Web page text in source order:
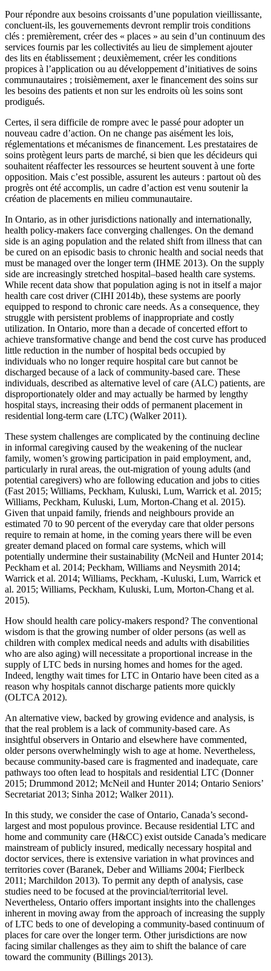
Pour répondre aux besoins croissants d’une population vieillissante,
concluent-ils, les gouvernements devront remplir trois conditions
clés : premièrement, créer des « places » au sein d’un continuum des
services fournis par les collectivités au lieu de simplement ajouter
des lits en établissement ; deuxièmement, créer les conditions
propices à l’application ou au développement d’initiatives de soins
communautaires ; troisièmement, axer le financement des soins sur
les besoins des patients et non sur les endroits où les soins sont
prodigués.
Certes, il sera difficile de rompre avec le passé pour adopter un
nouveau cadre d’action. On ne change pas aisément les lois,
réglementations et mécanismes de financement. Les prestataires de
soins protègent leurs parts de marché, si bien que les décideurs qui
souhaitent réaffecter les ressources se heurtent souvent à une forte
opposition. Mais c’est possible, assurent les auteurs : partout où des
progrès ont été accomplis, un cadre d’action est venu soutenir la
création de placements en milieu communautaire.
In Ontario, as in other jurisdictions nationally and internationally,
health policy-makers face converging challenges. On the demand
side is an aging population and the related shift from illness that can
be cured on an episodic basis to chronic health and social needs that
must be managed over the longer term (IHME 2013). On the supply
side are increasingly stretched hospital–based health care systems.
While recent data show that population aging is not in itself a major
health care cost driver (CIHI 2014b), these systems are poorly
equipped to respond to chronic care needs. As a consequence, they
struggle with persistent problems of inappropriate and costly
utilization. In Ontario, more than a decade of concerted effort to
achieve transformative change and bend the cost curve has produced
little reduction in the number of hospital beds occupied by
individuals who no longer require hospital care but cannot be
discharged because of a lack of community-based care. These
individuals, described as alternative level of care (ALC) patients, are
disproportionately older and may actually be harmed by lengthy
hospital stays, increasing their odds of permanent placement in
residential long-term care (LTC) (Walker 2011).
These system challenges are complicated by the continuing decline
in informal caregiving caused by the weakening of the nuclear
family, women’s growing participation in paid employment, and,
particularly in rural areas, the out-migration of young adults (and
potential caregivers) who are following education and jobs to cities
(Fast 2015; Williams, Peckham, Kuluski, Lum, Warrick et al. 2015;
Williams, Peckham, Kuluski, Lum, Morton-Chang et al. 2015).
Given that unpaid family, friends and neighbours provide an
estimated 70 to 90 percent of the everyday care that older persons
require to remain at home, in the coming years there will be even
greater demand placed on formal care systems, which will
potentially undermine their sustainability (McNeil and Hunter 2014;
Peckham et al. 2014; Peckham, Williams and Neysmith 2014;
Warrick et al. 2014; Williams, Peckham, -Kuluski, Lum, Warrick et
al. 2015; Williams, Peckham, Kuluski, Lum, Morton-Chang et al.
2015).
How should health care policy-makers respond? The conventional
wisdom is that the growing number of older persons (as well as
children with complex medical needs and adults with disabilities
who are also aging) will necessitate a proportional increase in the
supply of LTC beds in nursing homes and homes for the aged.
Indeed, lengthy wait times for LTC in Ontario have been cited as a
reason why hospitals cannot discharge patients more quickly
(OLTCA 2012).
An alternative view, backed by growing evidence and analysis, is
that the real problem is a lack of community-based care. As
insightful observers in Ontario and elsewhere have commented,
older persons overwhelmingly wish to age at home. Nevertheless,
because community-based care is fragmented and inadequate, care
pathways too often lead to hospitals and residential LTC (Donner
2015; Drummond 2012; McNeil and Hunter 2014; Ontario Seniors’
Secretariat 2013; Sinha 2012; Walker 2011).
In this study, we consider the case of Ontario, Canada’s second-
largest and most populous province. Because residential LTC and
home and community care (H&CC) exist outside Canada’s medicare
mainstream of publicly insured, medically necessary hospital and
doctor services, there is extensive variation in what provinces and
territories cover (Baranek, Deber and Williams 2004; Fierlbeck
2011; Marchildon 2013). To permit any depth of analysis, case
studies need to be focused at the provincial/territorial level.
Nevertheless, Ontario offers important insights into the challenges
inherent in moving away from the approach of increasing the supply
of LTC beds to one of developing a community-based continuum of
places for care over the longer term. Other jurisdictions are now
facing similar challenges as they aim to shift the balance of care
toward the community (Billings 2013).